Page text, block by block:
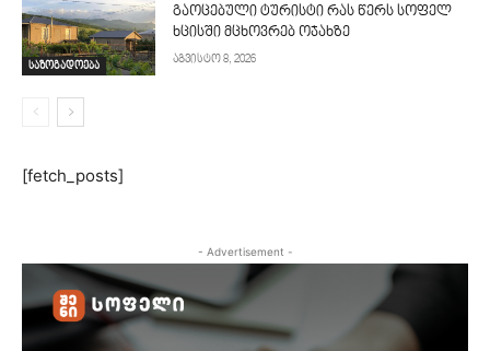
საზოგადოება
გაოცებული ტურისტი რას წერს სოფელ
ხცისში მცხოვრებ ოჯახზე
აგვისტო 8, 2026
[fetch_posts]
- Advertisement -